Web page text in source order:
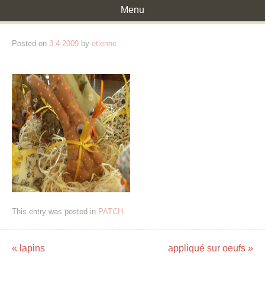
Menu
Posted on 3.4.2009 by etienne
This entry was posted in PATCH .
Post navigation
« lapins appliqué sur oeufs »